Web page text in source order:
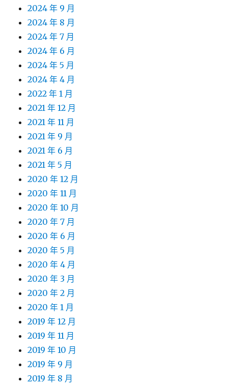
2024 年 9 月
2024 年 8 月
2024 年 7 月
2024 年 6 月
2024 年 5 月
2024 年 4 月
2022 年 1 月
2021 年 12 月
2021 年 11 月
2021 年 9 月
2021 年 6 月
2021 年 5 月
2020 年 12 月
2020 年 11 月
2020 年 10 月
2020 年 7 月
2020 年 6 月
2020 年 5 月
2020 年 4 月
2020 年 3 月
2020 年 2 月
2020 年 1 月
2019 年 12 月
2019 年 11 月
2019 年 10 月
2019 年 9 月
2019 年 8 月